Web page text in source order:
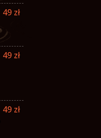
49 zł
49 zł
49 zł